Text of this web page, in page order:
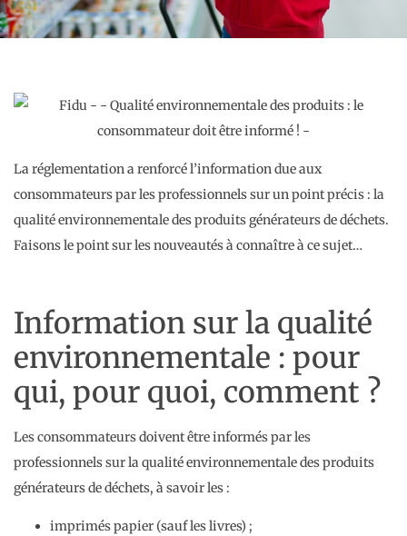
La réglementation a renforcé l’information due aux
consommateurs par les professionnels sur un point précis : la
qualité environnementale des produits générateurs de déchets.
Faisons le point sur les nouveautés à connaître à ce sujet…
Information sur la qualité
environnementale : pour
qui, pour quoi, comment ?
Les consommateurs doivent être informés par les
professionnels sur la qualité environnementale des produits
générateurs de déchets, à savoir les :
imprimés papier (sauf les livres) ;